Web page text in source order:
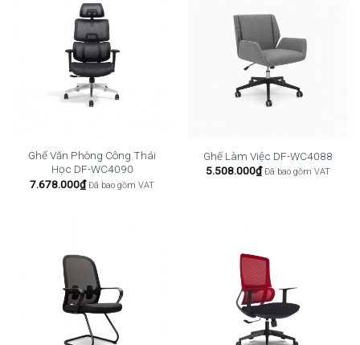
Ghế Văn Phòng Công Thái
Học DF-WC4090
7.678.000₫ Đã bao gồm VAT
Ghế Làm Việc DF-WC4088
5.508.000₫ Đã bao gồm VAT